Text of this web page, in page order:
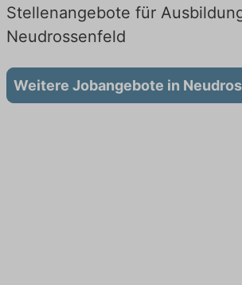
Stellenangebote für
Neudrossenfeld
Weitere Jobangebote in